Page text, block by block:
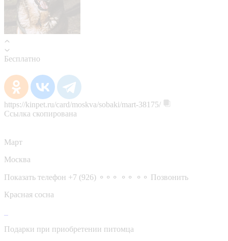
Бесплатно
https://kinpet.ru/card/moskva/sobaki/mart-38175/
Ссылка скопирована
Март
Москва
Показать телефон +7 (926) ⚬⚬⚬ ⚬⚬ ⚬⚬ Позвонить
Красная сосна
Подарки при приобретении питомца